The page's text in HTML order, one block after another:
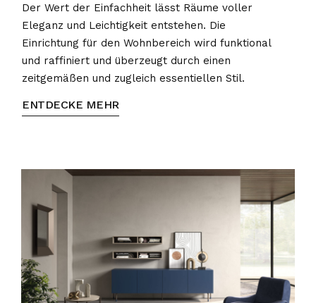
Der Wert der Einfachheit lässt Räume voller
Eleganz und Leichtigkeit entstehen. Die
Einrichtung für den Wohnbereich wird funktional
und raffiniert und überzeugt durch einen
zeitgemäßen und zugleich essentiellen Stil.
ENTDECKE MEHR